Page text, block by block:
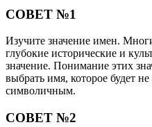
СОВЕТ №1
Изучите значение имен.
глубокие исторические и
значение. Понимание этих
выбрать имя, которое будет
символичным.
СОВЕТ №2